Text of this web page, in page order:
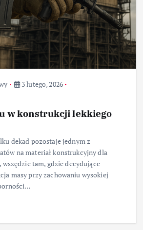
3 lutego, 2026
w konstrukcji lekkiego
dekad pozostaje jednym z
na materiał konstrukcyjny dla
tam, gdzie decydujące
masy przy zachowaniu wysokiej